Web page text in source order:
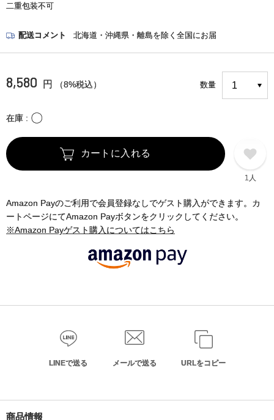
二重包装不可
配送コメント 北海道・沖縄県・離島を除く全国にお届
8,580 円 （8%税込） 数量
在庫 〇
カートに入れる
1人
Amazon Payのご利用で会員登録なしでゲスト購入ができます。カ
ートページにてAmazon Payボタンをクリックしてください。
※Amazon Payゲスト購入についてはこちら
LINEで送る メールで送る URLをコピー
商品情報